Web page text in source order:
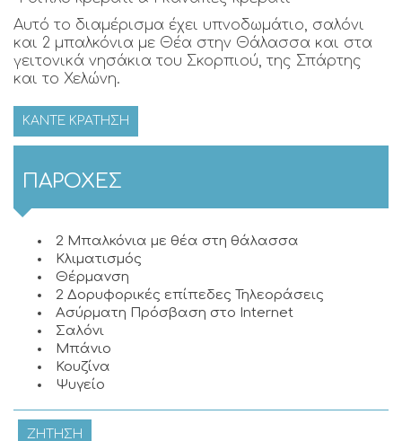
Αυτό το διαμέρισμα έχει υπνοδωμάτιο, σαλόνι
και 2 μπαλκόνια με Θέα στην Θάλασσα και στα
γειτονικά νησάκια του Σκορπιού, της Σπάρτης
και το Χελώνη.
ΚΆΝΤΕ ΚΡΆΤΗΣΗ
ΠΑΡΟΧΈΣ
2 Μπαλκόνια με θέα στη θάλασσα
Κλιματισμός
Θέρμανση
2 Δορυφορικές επίπεδες Τηλεοράσεις
Ασύρματη Πρόσβαση στο Internet
Σαλόνι
Μπάνιο
Κουζίνα
Ψυγείο
ΖΉΤΗΣΗ